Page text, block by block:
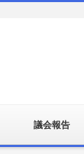
議会報告